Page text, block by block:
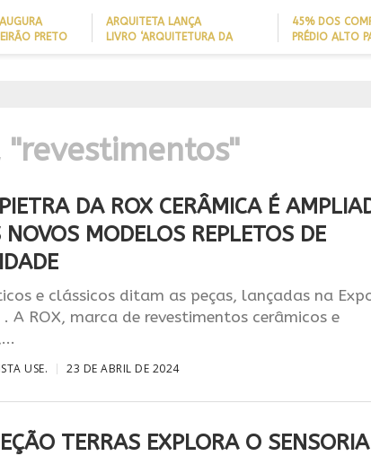
PRETO
ARQUITETA LANÇA
LIVRO ‘ARQUITETURA DA
45% DOS
PRÉDIO ALTO
DA ROX CERÂMICA É
NOVOS MODELOS REPLETOS DE
e clássicos ditam as peças, lançadas na
A ROX, marca de revestimentos cerâmicos e
USE. 23 DE ABRIL DE 2024
TERRAS EXPLORA O